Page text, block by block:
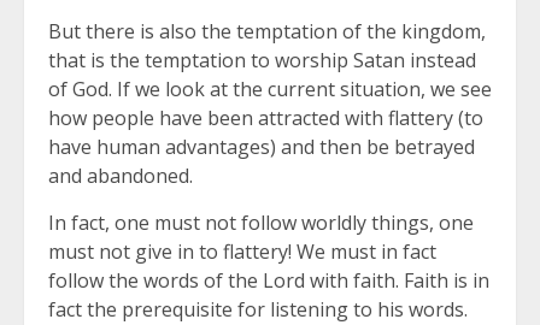
But there is also the temptation of the kingdom,
that is the temptation to worship Satan instead
of God. If we look at the current situation, we see
how people have been attracted with flattery (to
have human advantages) and then be betrayed
and abandoned.
In fact, one must not follow worldly things, one
must not give in to flattery! We must in fact
follow the words of the Lord with faith. Faith is in
fact the prerequisite for listening to his words.